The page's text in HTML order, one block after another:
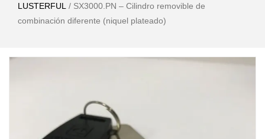
LUSTERFUL / SX3000.PN – Cilindro removible de
combinación diferente (niquel plateado)